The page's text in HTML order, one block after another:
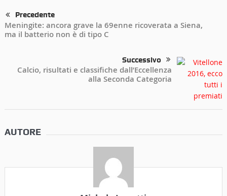
Precedente
Meningite: ancora grave la 69enne ricoverata a Siena,
ma il batterio non è di tipo C
Successivo
Calcio, risultati e classifiche dall’Eccellenza
alla Seconda Categoria
AUTORE